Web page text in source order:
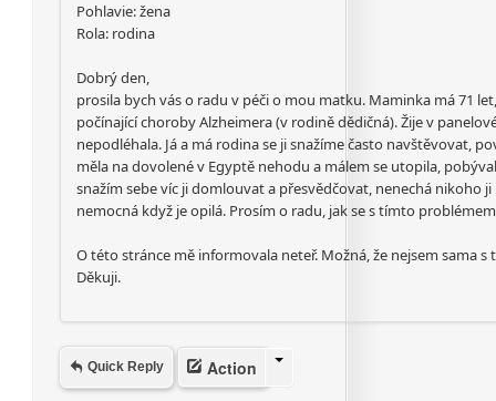
Pohlavie: žena
Rola: rodina
Dobrý den,
prosila bych vás o radu v péči o mou matku. Maminka má 71
počínající choroby Alzheimera (v rodině dědičná). Žije v
nepodléhala. Já a má rodina se ji snažíme často navštěvovat,
měla na dovolené v Egyptě nehodu a málem se utopila,
snažím sebe víc ji domlouvat a přesvědčovat, nenechá nikoho
nemocná když je opilá. Prosím o radu, jak se s tímto
O této stránce mě informovala neteř. Možná, že nejsem sama
Děkuji.
Quick Reply Action